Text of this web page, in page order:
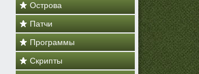
Острова
Патчи
Программы
Скрипты